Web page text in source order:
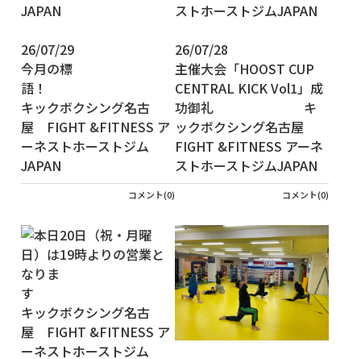
26/07/29
今月の標
語
キックボクシング名古
屋 FIGHT &FITNESS ア
ーネストホーストジム
JAPAN
コメント(0)
26/07/28
主催大会「HOOST CUP
CENTRAL KICK Vol1」成
功御礼 キ
ックボクシング名古屋
FIGHT &FITNESS アーネ
ストホーストジムJAPAN
コメント(0)